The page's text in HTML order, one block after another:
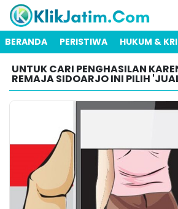
BERANDA PERISTIWA HUKUM &
UNTUK CARI PENGHASILAN
REMAJA SIDOARJO INI PILIH